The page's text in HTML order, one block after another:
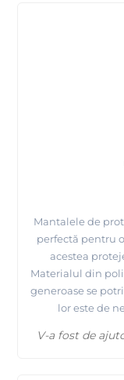
Mantalele de
perfectă pentru
acestea
Materialul din
generoase se
lor este de
V-a fost de